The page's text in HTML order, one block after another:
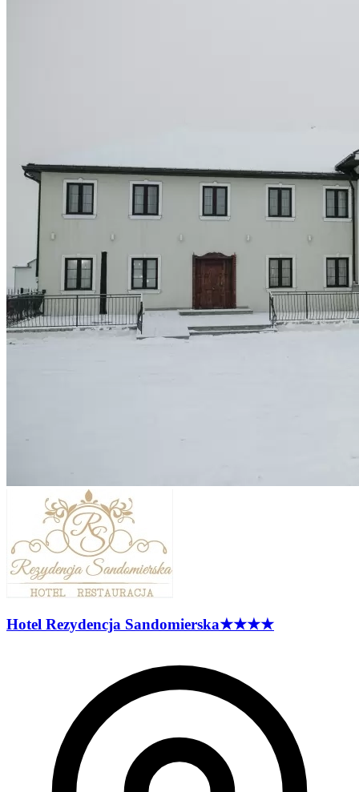
Hotel Rezydencja Sandomierska★★★★